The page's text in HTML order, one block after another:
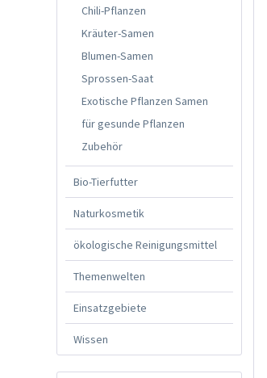
Chili-Pflanzen
Kräuter-Samen
Blumen-Samen
Sprossen-Saat
Exotische Pflanzen Samen
für gesunde Pflanzen
Zubehör
Bio-Tierfutter
Naturkosmetik
ökologische Reinigungsmittel
Themenwelten
Einsatzgebiete
Wissen